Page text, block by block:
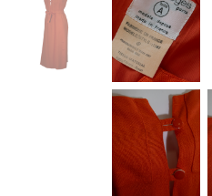
Meetups